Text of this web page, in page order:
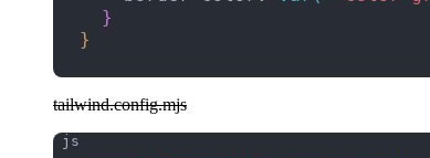
}
}
tailwind.config.mjs